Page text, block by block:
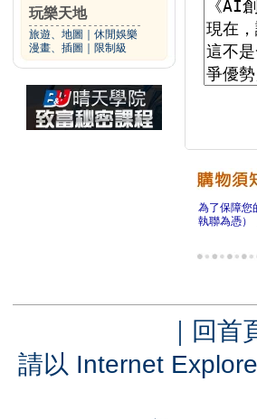
玩樂天地
旅遊、地圖
休閒娛樂
漫畫、插圖
限制級
為了保障您
執聯為憑）
｜ 回首
請以 Internet